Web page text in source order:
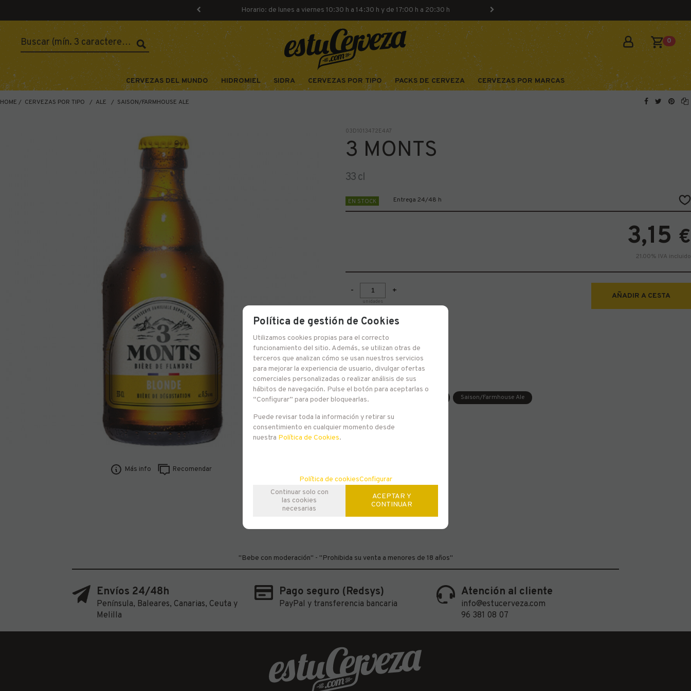
Horario: de lunes a viernes 10:30 h a 14:30 h y de 17:00 h a 20:30 h
0
CERVEZAS DEL MUNDO HIDROMIEL SIDRA CERVEZAS POR TIPO PACKS DE CERVEZA CERVEZAS POR MARCAS
HOME CERVEZAS POR TIPO ALE SAISON/FARMHOUSE ALE
Más info Recomendar
03D1013472E4A7
3 MONTS
33 cl
EN STOCK Entrega 24/48 h
3,15 €
21.00% IVA incluido
-
unidades
+
AÑADIR A CESTA
Farmhouse Ale 8,5º
Familias relacionadas
Europa Saison/Farmhouse Ale
"Bebe con moderación" - "Prohibida su venta a menores de 18 años"
Envíos 24/48h
Península, Baleares, Canarias, Ceuta y
Melilla
Pago seguro (Redsys)
PayPal y transferencia bancaria
Atención al cliente
info@estucerveza.com
96 381 08 07
Política de gestión de Cookies
Utilizamos cookies propias para el correcto
funcionamiento del sitio. Además, se utilizan otras de
terceros que analizan cómo se usan nuestros servicios
para mejorar la experiencia de usuario, divulgar ofertas
comerciales personalizadas o realizar análisis de sus
hábitos de navegación. Pulse el botón para aceptarlas o
“Configurar” para poder bloquearlas.
Puede revisar toda la información y retirar su
consentimiento en cualquier momento desde
nuestra Política de Cookies.
Política de cookiesConfigurar
Continuar solo con
las cookies
necesarias
ACEPTAR Y
CONTINUAR